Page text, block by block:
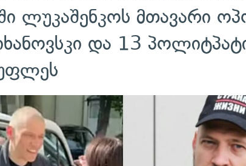
ლუკაშენკოს მთავარი
და 13